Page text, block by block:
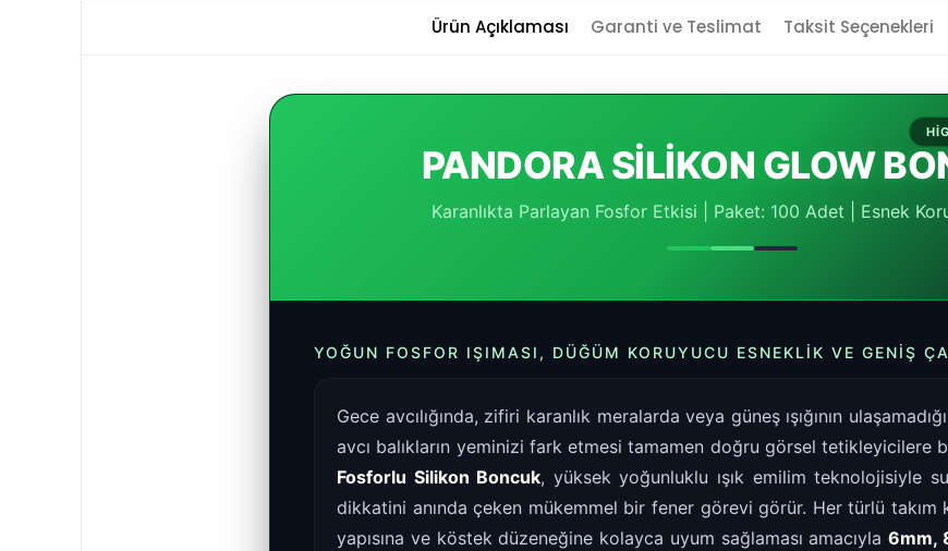
Ürün Açıklaması Garanti ve Teslimat Taksit Seçenekleri
PANDORA SİLİKON GLOW
Karanlıkta Parlayan Fosfor Etkisi | Paket: 100 Adet | Esnek
YOĞUN FOSFOR IŞIMASI, DÜĞÜM KORUYUCU ESNEKLIK VE GENIŞ
Gece avcılığında, zifiri karanlık meralarda veya güneş ışığının
avcı balıkların yeminizi fark etmesi tamamen doğru görsel tetikleyicilere
Fosforlu Silikon Boncuk, yüksek yoğunluklu ışık emilim teknolojisiyle
dikkatini anında çeken mükemmel bir fener görevi görür. Her türlü takım
yapısına ve köstek düzeneğine kolayca uyum sağlaması amacıyla 6mm,